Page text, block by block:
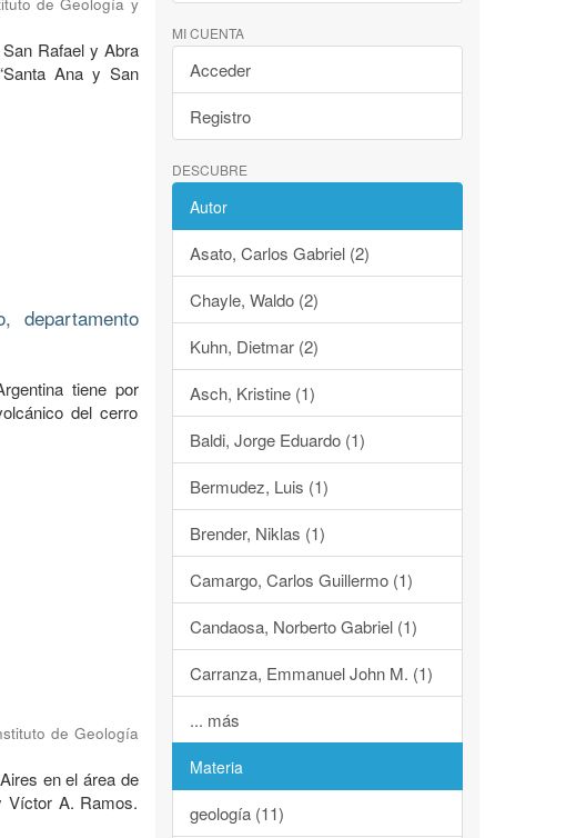
Rafael y Abra
Ana y San
departamento
tiene por
del cerro
de Geología
en el área de
Víctor A. Ramos.
MI CUENTA
Acceder
Registro
DESCUBRE
Autor
Asato, Carlos Gabriel (2)
Chayle, Waldo (2)
Kuhn, Dietmar (2)
Asch, Kristine (1)
Baldi, Jorge Eduardo (1)
Bermudez, Luis (1)
Brender, Niklas (1)
Camargo, Carlos Guillermo (1)
Candaosa, Norberto Gabriel (1)
Carranza, Emmanuel John M. (1)
... más
Materia
geología (11)